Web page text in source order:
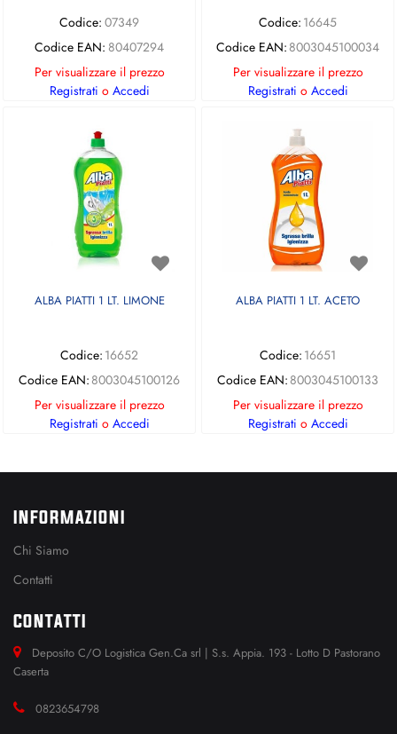
Codice: 07349
Codice EAN: 80407294
Per visualizzare il prezzo
Registrati o Accedi
Codice: 16645
Codice EAN: 8003045100034
Per visualizzare il prezzo
Registrati o Accedi
ALBA PIATTI 1 LT. LIMONE
Codice: 16652
Codice EAN: 8003045100126
Per visualizzare il prezzo
Registrati o Accedi
ALBA PIATTI 1 LT. ACETO
Codice: 16651
Codice EAN: 8003045100133
Per visualizzare il prezzo
Registrati o Accedi
INFORMAZIONI
Chi Siamo
Contatti
CONTATTI
Deposito C/O Logistica Gen.Ca srl | S.s. Appia. 193 - Lotto D Pastorano
Caserta
0823654798